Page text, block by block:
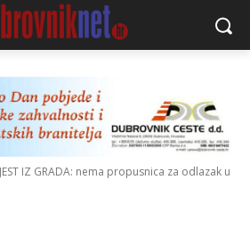
IZ GRADA: nema propusnica za odlazak u